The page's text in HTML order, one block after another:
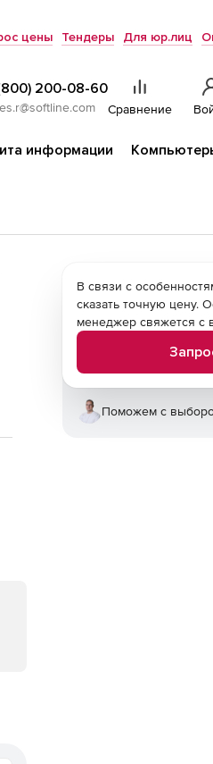
цены Тендеры Для юр.лиц
200-08-60
Сравнение
информации
В связи с
сказать точную цену.
менеджер свяжется с
Поможем с